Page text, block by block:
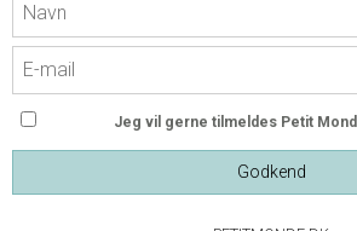
Jeg vil gerne tilmeldes Petit
Godkend